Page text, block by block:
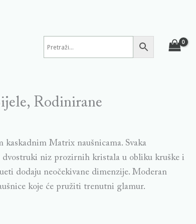
Rodinirane
kaskadnim Matrix naušnicama. Svaka
dvostruki niz prozirnih kristala u obliku kruške i
dodaju neočekivane dimenzije. Moderan
koje će pružiti trenutni glamur.